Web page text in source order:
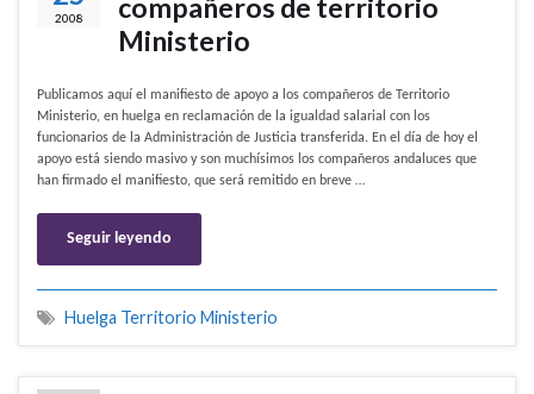
2008
compañeros de territorio
Ministerio
Publicamos aquí el manifiesto de apoyo a los compañeros de Territorio
Ministerio, en huelga en reclamación de la igualdad salarial con los
funcionarios de la Administración de Justicia transferida. En el día de hoy el
apoyo está siendo masivo y son muchísimos los compañeros andaluces que
han firmado el manifiesto, que será remitido en breve …
Seguir leyendo
Huelga Territorio Ministerio